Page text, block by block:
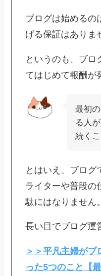
ブログは始めるの
げる保証はありま
というのも、ブロ
てはじめて報酬が
最初
る人
続く
とはいえ、ブログ
ライターや普段の
駄にはなりません。
長い目でブログ運
＞＞平凡主婦がブ
った5つのこと【